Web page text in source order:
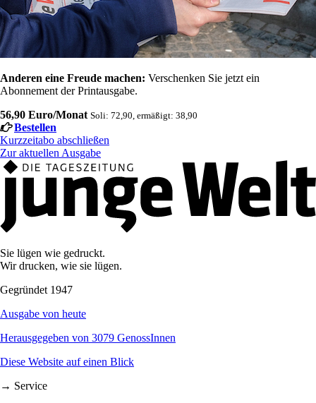
Anderen eine Freude machen: Verschenken Sie jetzt ein
Abonnement der Printausgabe.
56,90 Euro/Monat Soli: 72,90, ermäßigt: 38,90
Bestellen
Kurzzeitabo abschließen
Zur aktuellen Ausgabe
Sie lügen wie gedruckt.
Wir drucken, wie sie lügen.
Gegründet 1947
Ausgabe von heute
Herausgegeben von 3079 GenossInnen
Diese Website auf einen Blick
→ Service